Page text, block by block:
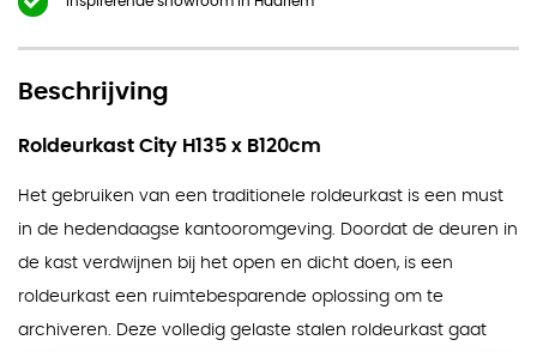
Beschrijving
Roldeurkast City H135 x B120cm
Het gebruiken van een traditionele roldeurkast is een must
in de hedendaagse kantooromgeving. Doordat de deuren in
de kast verdwijnen bij het open en dicht doen, is een
roldeurkast een ruimtebesparende oplossing om te
archiveren. Deze volledig gelaste stalen roldeurkast gaat